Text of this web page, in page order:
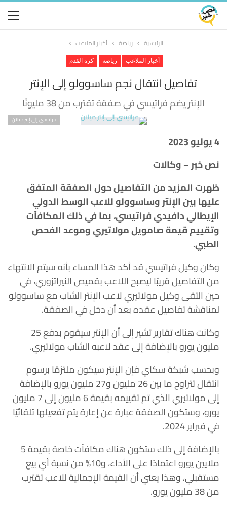
الرئيسية رياضة أخبار الملاعب
أخبار الملاعب رياضة كرة القدم
تفاصيل انتقال نجم ساسوولو إلى الإنتر
الإنتر يضم فراتيسي في صفقة تقترب من 38 مليونًا
فراتيسي إلى إنتر ميلان
4 يوليو 2023
نص خبر – وكالات
ظهرت المزيد من التفاصيل حول الصفقة المتفق
عليها بين الإنتر وساسوولو للاعب الوسط الدولي
الإيطالي دافيدي فراتيسي، بما في ذلك المكافآت
وتقييم قيمة صامويل مولاتيري وموعد الفحص
الطبي.
وكان وكيل فراتيسي قد أكد هذا المساء بأنه سيتم الانتهاء
من التفاصيل قريبًا ليصبح اللاعب بقميص النيراتزوري، في
حين التقى وكيل مولاتيري لاعب الإنتر الشاب مع ساسوولو
لمناقشة تفاصيل عقده بعد أن دخل في الصفقة.
وكانت هناك تقارير تشير إلى أن الإنتر سيقوم بدفع 25
مليون يورو بالإضافة إلى عقد لاعبه الشاب مولاتيري.
وبحسب شبكة سكاي فإن الإنتر سيكون ملتزمًا برسوم
انتقال تتراوح ما بين 26 مليون و27 مليون يورو بالإضافة
إلى مولاتيري الذي تم تقييمه بقيمة 6 مليون إلى 7 مليون
يورو، وستكون الصفقة عبارة عن إعارة يتم تفعيلها تلقائيًا
في فبراير 2024.
بالإضافة إلى ذلك ستكون هناك مكافآت خاصة بقيمة 5
ملايين يورو اعتمادًا على الأداء، و10% من نسبة أي بيع
مستقبلي، وهذا يعني أن القيمة الإجمالية للاعب تقترب
من 38 مليون يورو.